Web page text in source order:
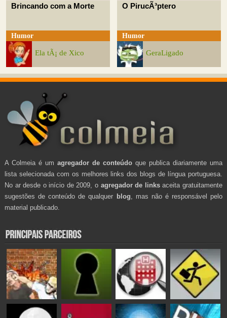
Brincando com a Morte
Humor
Ela tÃ¡ de Xico
O PirucÃ³ptero
Humor
GeraLigado
A Colmeia é um agregador de conteúdo que publica diariamente uma
lista selecionada com os melhores links dos blogs de língua portuguesa.
No ar desde o início de 2009, o agregador de linksaceita gratuitamente
sugestões de conteúdo de qualquer blog , mas não é responsável pelo
material publicado.